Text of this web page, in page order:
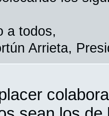
a todos,
Arrieta,